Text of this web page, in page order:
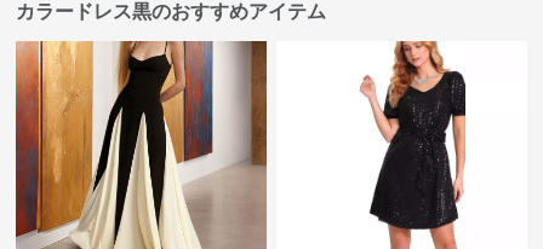
カラードレス黒のおすすめアイテム